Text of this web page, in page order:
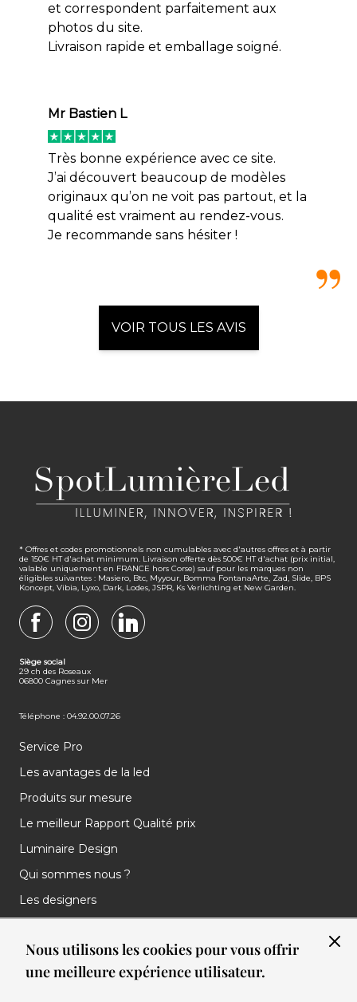
Nous utilisons les cookies pour vous offrir
une meilleure expérience utilisateur.
et correspondent parfaitement aux
photos du site.
Livraison rapide et emballage soigné.
Mr Bastien L
Très bonne expérience avec ce site.
J’ai découvert beaucoup de modèles
originaux qu’on ne voit pas partout, et la
qualité est vraiment au rendez-vous.
Je recommande sans hésiter !
VOIR TOUS LES AVIS
* Offres et codes promotionnels non cumulables avec d'autres offres et à partir
de 150€ HT d'achat minimum. Livraison offerte dès 500€ HT d'achat (prix initial,
valable uniquement en FRANCE hors Corse) sauf pour les marques non
éligibles suivantes : Masiero, Btc, Myyour, Bomma FontanaArte, Zad, Slide, BPS
Koncept, Vibia, Lyxo, Dark, Lodes, JSPR, Ks Verlichting et New Garden.
Siège social
29 ch des Roseaux
06800 Cagnes sur Mer
Téléphone : 04.92.00.07.26
Service Pro
Les avantages de la led
Produits sur mesure
Le meilleur Rapport Qualité prix
Luminaire Design
Qui sommes nous ?
Les designers
Nos réalisations
Nos Clients